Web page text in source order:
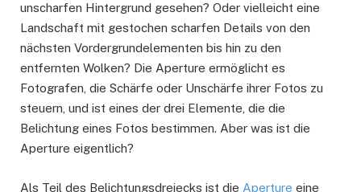
unscharfen Hintergrund gesehen? Oder vielleicht eine
Landschaft mit gestochen scharfen Details von den
nächsten Vordergrundelementen bis hin zu den
entfernten Wolken? Die Aperture ermöglicht es
Fotografen, die Schärfe oder Unschärfe ihrer Fotos zu
steuern, und ist eines der drei Elemente, die die
Belichtung eines Fotos bestimmen. Aber was ist die
Aperture eigentlich?
Als Teil des Belichtungsdreiecks ist die Aperture eine